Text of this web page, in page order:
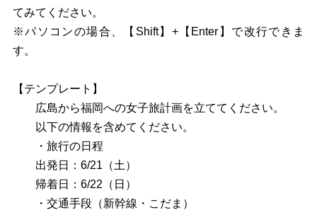
てみてください。
※パソコンの場合、【Shift】+【Enter】で改行できま
す。
【テンプレート】
広島から福岡への女子旅計画を立ててください。
以下の情報を含めてください。
・旅行の日程
出発日：6/21（土）
帰着日：6/22（日）
・交通手段（新幹線・こだま）